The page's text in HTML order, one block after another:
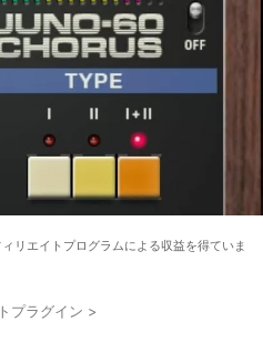
リエイトプログラムによる収益を得ていま
プラグイン >